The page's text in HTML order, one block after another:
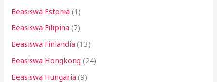
Beasiswa Estonia (1)
Beasiswa Filipina (7)
Beasiswa Finlandia (13)
Beasiswa Hongkong (24)
Beasiswa Hungaria (9)